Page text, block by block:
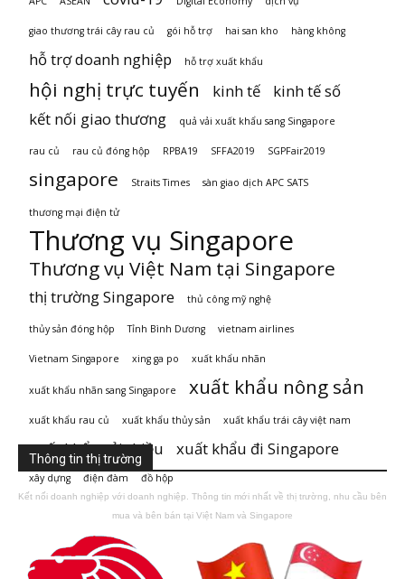
giao thương trái cây rau củ gói hỗ trợ hai san kho hàng không
hỗ trợ doanh nghiệp hỗ trợ xuất khẩu
hội nghị trực tuyến kinh tế
kinh tế số
kết nối giao thương
quả vải xuất khẩu sang Singapore
rau củ rau củ đóng hộp RPBA19 SFFA2019 SGPFair2019
singapore Straits Times sàn giao dịch APC SATS
thương mại điện tử
Thương vụ Singapore
Thương vụ Việt Nam tại Singapore
thị trường Singapore thủ công mỹ nghệ
thủy sản đóng hộp Tỉnh Bình Dương vietnam airlines
Vietnam Singapore xing ga po xuất khẩu nhãn
xuất khẩu nhãn sang Singapore xuất khẩu nông sản
xuất khẩu rau củ xuất khẩu thủy sản xuất khẩu trái cây việt nam
xuất khẩu vải thiều xuất khẩu đi Singapore
xây dựng điện đàm đồ hộp
Thông tin thị trường
Kết nối doanh nghiệp với doanh nghiệp. Thông tin mới nhất về thị trường, nhu cầu bên
mua và bên bán tại Việt Nam và Singapore